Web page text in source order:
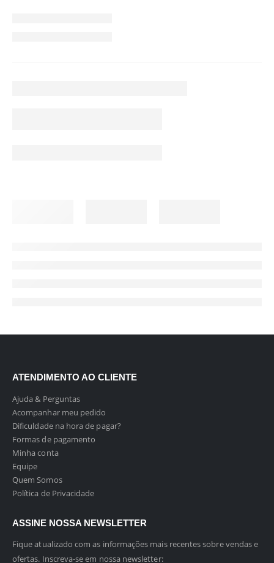
ATENDIMENTO AO CLIENTE
Ajuda & Perguntas
Acompanhar meu pedido
Dificuldade na hora de pagar?
Formas de pagamento
Minha conta
Equipe
Quem Somos
Política de Privacidade
ASSINE NOSSA NEWSLETTER
Fique atualizado com as informações mais recentes sobre vendas e
ofertas. Inscreva-se em nossa newsletter: